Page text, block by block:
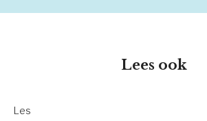
Lees ook
Les